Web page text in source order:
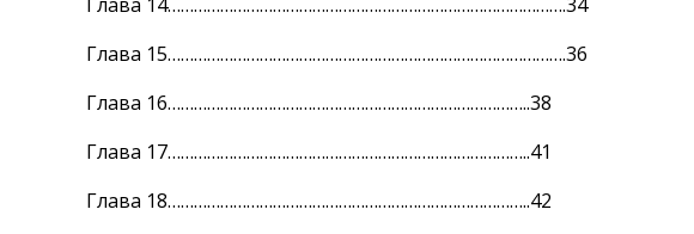
Глава 15……………………………………………………………………………….36
Глава 16………………………………………………………………………..38
Глава 17………………………………………………………………………..41
Глава 18………………………………………………………………………..42